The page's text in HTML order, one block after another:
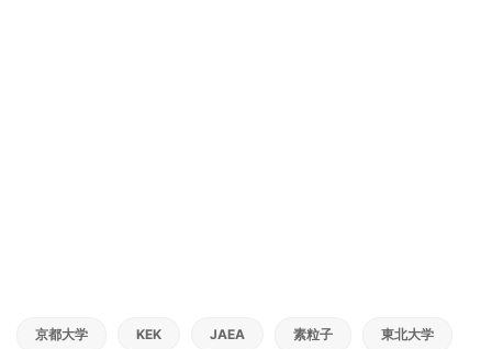
京都大学 KEK JAEA 素粒子 東北大学